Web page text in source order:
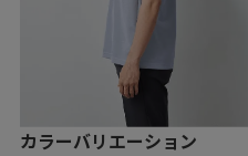
カラーバリエーション